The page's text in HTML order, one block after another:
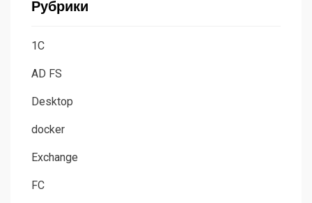
Рубрики
1C
AD FS
Desktop
docker
Exchange
FC